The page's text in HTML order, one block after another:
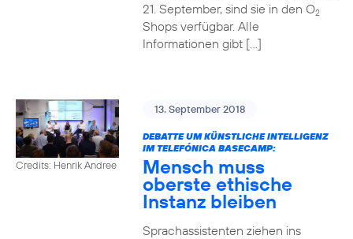
21. September, sind sie in den O2
Shops verfügbar. Alle
Informationen gibt […]
Credits: Henrik Andree
13. September 2018
DEBATTE UM KÜNSTLICHE INTELLIGENZ
IM TELEFÓNICA BASECAMP:
Mensch muss
oberste ethische
Instanz bleiben
Sprachassistenten ziehen ins